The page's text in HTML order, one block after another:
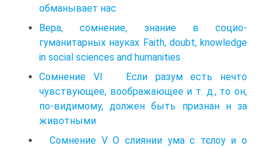
обманывает нас
Вера, сомнение, знание в социо-
гуманитарных науках Faith, doubt, knowledge
in social sciences and humanities
Сомнение VI Если разум есть нечто
чувствующее, воображающее и т. д., то он,
по-видимому, должен быть признан н за
животными
Сомнение V О слиянии ума с тєлоу и о